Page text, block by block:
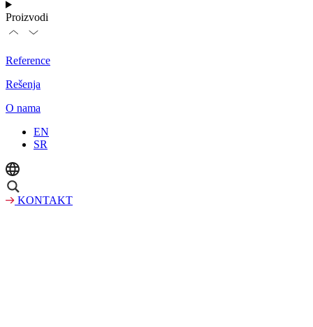
Proizvodi
Reference
Rešenja
O nama
EN
SR
KONTAKT